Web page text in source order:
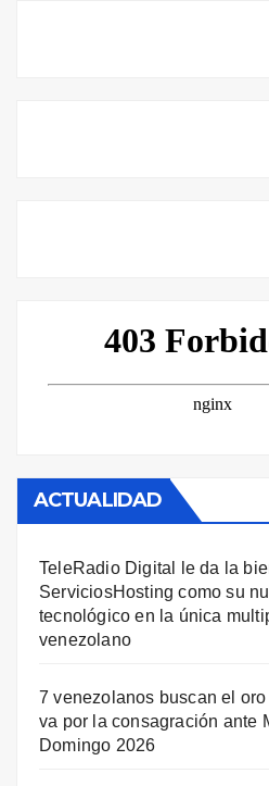
ACTUALIDAD
TeleRadio Digital le da la
ServiciosHosting como su
tecnológico en la única
venezolano
7 venezolanos buscan el
va por la consagración ante
Domingo 2026